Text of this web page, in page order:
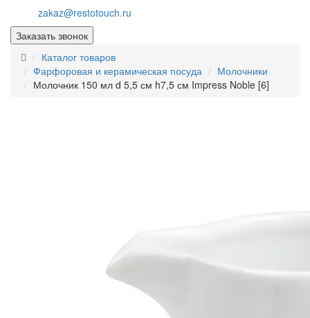
zakaz@restotouch.ru
Заказать звонок
Каталог товаров
Фарфоровая и керамическая посуда
Молочники
Молочник 150 мл d 5,5 см h7,5 см Impress Noble [6]